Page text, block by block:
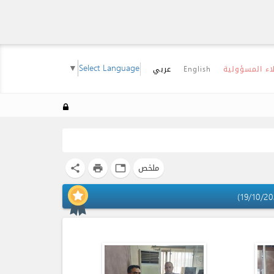
المسؤولية English عربي Select Language
▼
ملخص tab
print
share